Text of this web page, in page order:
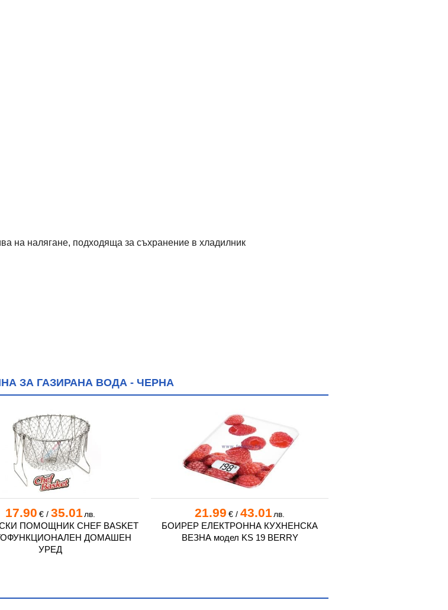
на налягане, подходяща за съхранение в хладилник
ЗА ГАЗИРАНА ВОДА - ЧЕРНА
17.90 €/ 35.01 лв.
ПОМОЩНИК CHEF BASKET
ДОМАШЕН
УРЕД
21.99 €/ 43.01 лв.
БОИРЕР ЕЛЕКТРОННА КУХНЕНСКА
ВЕЗНА модел KS 19 BERRY